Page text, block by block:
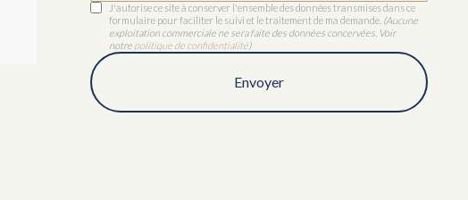
J'autorise ce site à conserver l'ensemble des données transmises dans ce
formulaire pour faciliter le suivi et le traitement de ma demande. (Aucune
exploitation commerciale ne sera faite des données concervées. Voir
notre politique de confidentialité)